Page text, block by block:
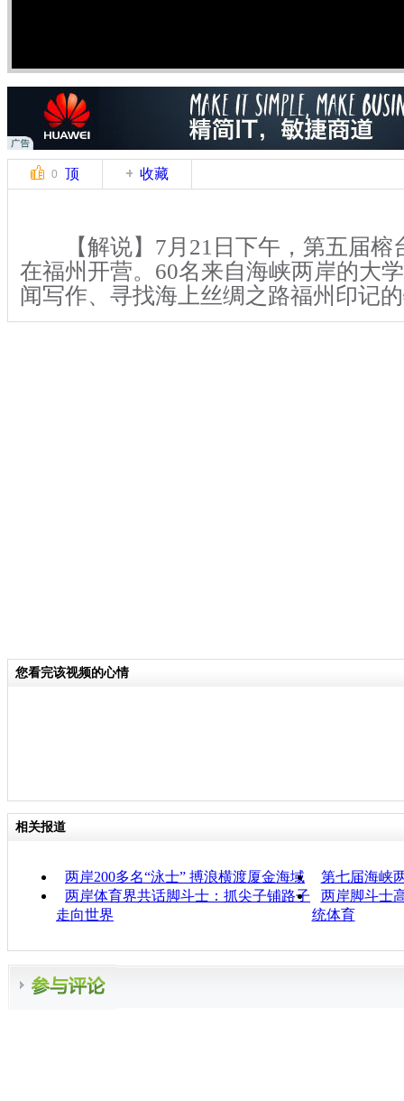
0 顶 收藏
【解说】7月21日下午，第五届榕
在福州开营。60名来自海峡两岸的大
闻写作、寻找海上丝绸之路福州印记
您看完该视频的心情
相关报道
两岸200多名“泳士” 搏浪横渡厦金海域
第七届海峡
两岸体育界共话脚斗士：抓尖子铺路子
走向世界
两岸脚斗士
统体育